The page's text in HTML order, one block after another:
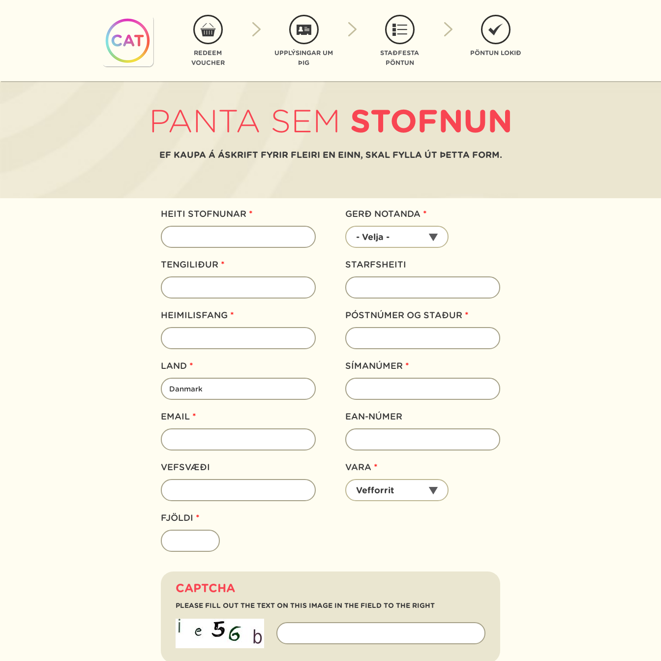
REDEEM
VOUCHER
UPPLÝSINGAR UM
ÞIG
STAÐFESTA
PÖNTUN
PÖNTUN LOKIÐ
PANTA SEM STOFNUN
EF KAUPA Á ÁSKRIFT FYRIR FLEIRI EN EINN, SKAL FYLLA ÚT ÞETTA FORM.
HEITI STOFNUNAR * GERÐ NOTANDA *
- Velja -
GERÐ
NOTANDA
*
TENGILIÐUR * STARFSHEITI
HEIMILISFANG * PÓSTNÚMER OG STAÐUR *
LAND * SÍMANÚMER *
EMAIL * EAN-NÚMER
VEFSVÆÐI VARA *
Vefforrit
VARA
*
FJÖLDI *
CAPTCHA
PLEASE FILL OUT THE TEXT ON THIS IMAGE IN THE FIELD TO THE RIGHT